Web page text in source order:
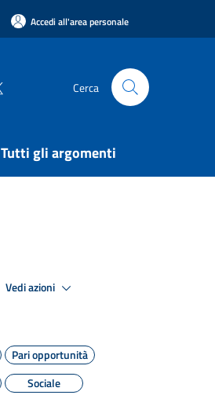
Accedi all'area personale
Cerca
Tutti gli argomenti
Vedi azioni
Pari opportunità
Sociale